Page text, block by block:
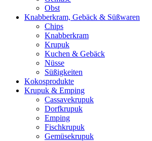
Obst
Knabberkram, Gebäck & Süßwaren
Chips
Knabberkram
Krupuk
Kuchen & Gebäck
Nüsse
Süßigkeiten
Kokosprodukte
Krupuk & Emping
Cassavekrupuk
Dorfkrupuk
Emping
Fischkrupuk
Gemüsekrupuk